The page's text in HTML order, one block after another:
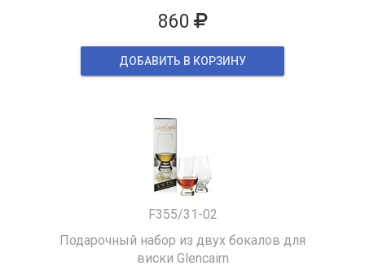
860
ДОБАВИТЬ В КОРЗИНУ
F355/31-02
Подарочный набор из двух бокалов для
виски Glencairn